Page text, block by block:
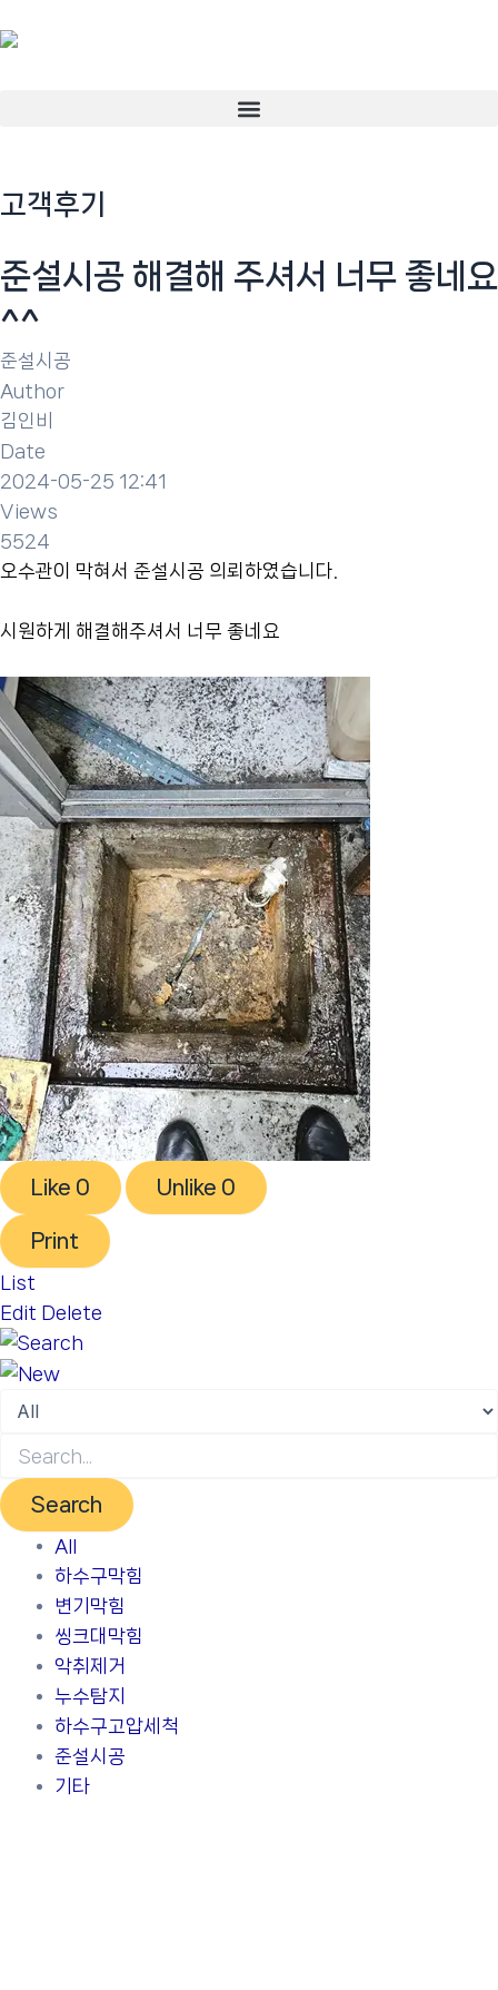
텐
뛰
Menu
고객후기
준설시공 해결해 주셔서 너무 좋네요
^^
준설시공
Author
김인비
Date
2024-05-25 12:41
Views
5524
오수관이 막혀서 준설시공 의뢰하였습니다.
시원하게 해결해주셔서 너무 좋네요
Like 0 Unlike 0
Print
List
Edit Delete
Search
All
하수구막힘
변기막힘
씽크대막힘
악취제거
누수탐지
하수구고압세척
준설시공
기타